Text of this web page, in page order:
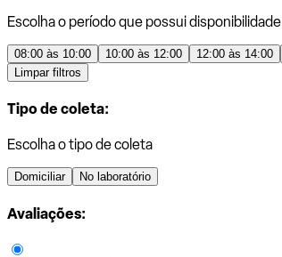
Escolha o período que possui disponibilidade
08:00 às 10:00 10:00 às 12:00 12:00 às 14:00
Limpar filtros
Tipo de coleta:
Escolha o tipo de coleta
Domiciliar No laboratório
Avaliações: